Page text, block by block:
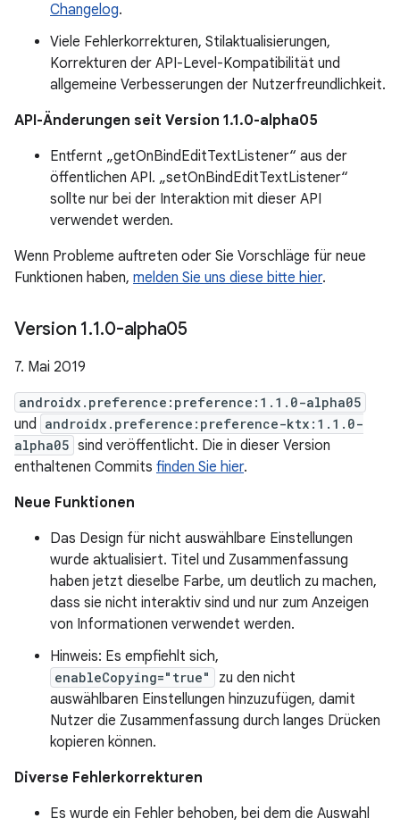
Changelog.
Viele Fehlerkorrekturen, Stilaktualisierungen,
Korrekturen der API-Level-Kompatibilität und
allgemeine Verbesserungen der Nutzerfreundlichkeit.
API-Änderungen seit Version 1.1.0-alpha05
Entfernt „getOnBindEditTextListener“ aus der
öffentlichen API. „setOnBindEditTextListener“
sollte nur bei der Interaktion mit dieser API
verwendet werden.
Wenn Probleme auftreten oder Sie Vorschläge für neue
Funktionen haben, melden Sie uns diese bitte hier.
Version 1.1.0-alpha05
7. Mai 2019
androidx.preference:preference:1.1.0-alpha05
und androidx.preference:preference-ktx:1.1.0-
alpha05 sind veröffentlicht. Die in dieser Version
enthaltenen Commits finden Sie hier.
Neue Funktionen
Das Design für nicht auswählbare Einstellungen
wurde aktualisiert. Titel und Zusammenfassung
haben jetzt dieselbe Farbe, um deutlich zu machen,
dass sie nicht interaktiv sind und nur zum Anzeigen
von Informationen verwendet werden.
Hinweis: Es empfiehlt sich,
enableCopying="true"
zu den nicht
auswählbaren Einstellungen hinzuzufügen, damit
Nutzer die Zusammenfassung durch langes Drücken
kopieren können.
Diverse Fehlerkorrekturen
Es wurde ein Fehler behoben, bei dem die Auswahl